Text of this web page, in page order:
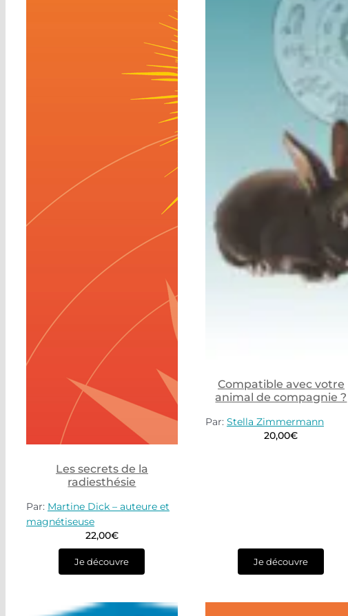
Les secrets de la
radiesthésie
Par: Martine Dick – auteure et
magnétiseuse
22,00€
Je découvre
Compatible avec votre
animal de compagnie ?
Par: Stella Zimmermann
20,00€
Je découvre